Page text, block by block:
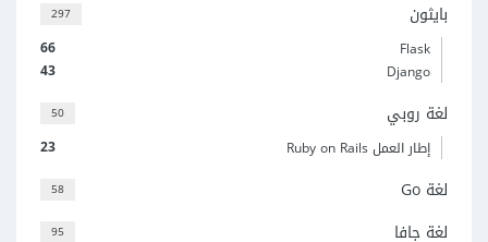
297 بايثون
66
Flask
43
Django
50 لغة روبي
23 إطار العمل Ruby on Rails
58 لغة Go
95 لغة جافا